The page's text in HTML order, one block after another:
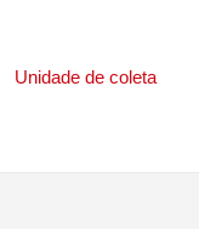
Unidade de coleta